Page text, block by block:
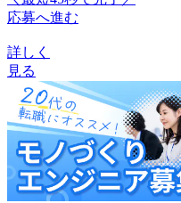
応募へ進む
詳しく
見る